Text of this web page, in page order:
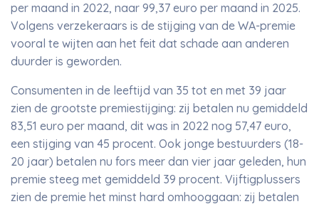
per maand in 2022, naar 99,37 euro per maand in 2025.
Volgens verzekeraars is de stijging van de WA-premie
vooral te wijten aan het feit dat schade aan anderen
duurder is geworden.
Consumenten in de leeftijd van 35 tot en met 39 jaar
zien de grootste premiestijging: zij betalen nu gemiddeld
83,51 euro per maand, dit was in 2022 nog 57,47 euro,
een stijging van 45 procent. Ook jonge bestuurders (18-
20 jaar) betalen nu fors meer dan vier jaar geleden, hun
premie steeg met gemiddeld 39 procent. Vijftigplussers
zien de premie het minst hard omhooggaan: zij betalen